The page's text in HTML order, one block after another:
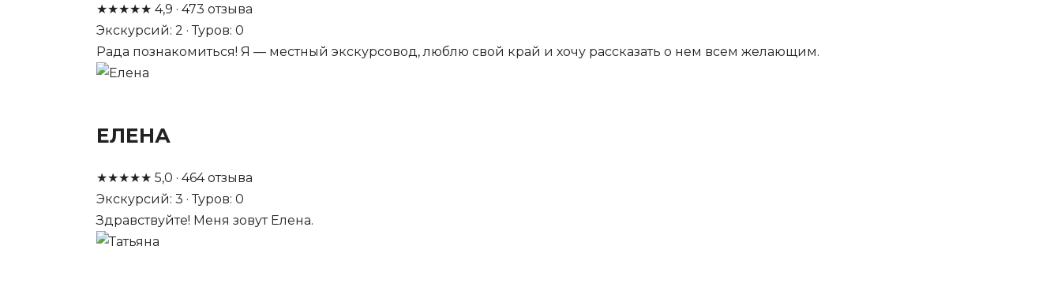
★★★★★ 4,9 · 473 отзыва
Экскурсий: 2 · Туров: 0
Рада познакомиться! Я — местный экскурсовод, люблю свой край и хочу рассказать о нем всем желающим.
ЕЛЕНА
★★★★★ 5,0 · 464отзыва
Экскурсий: 3 · Туров: 0
Здравствуйте! Меня зовут Елена.